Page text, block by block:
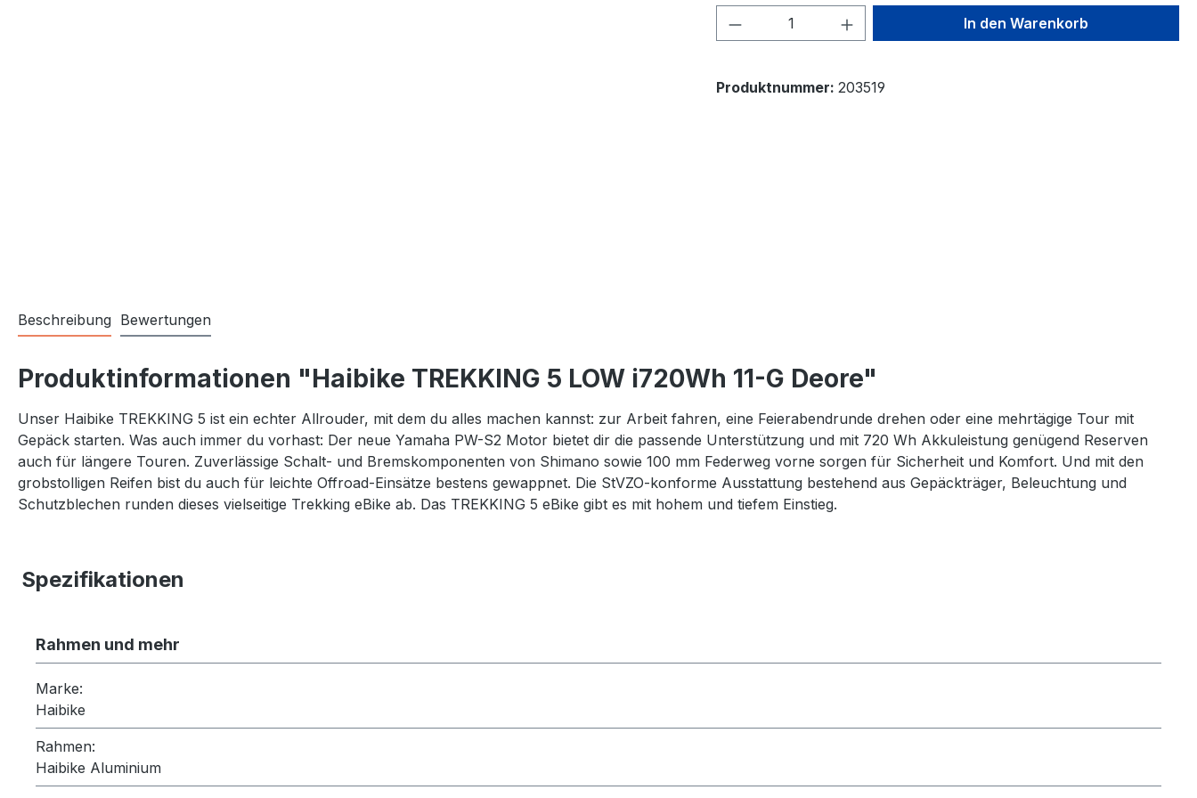
Produkt Anzahl: Gib den gewünschten Wert
In den Warenkorb
Produktnummer: 203519
Beschreibung Bewertungen
Produktinformationen "Haibike TREKKING 5 LOW i720Wh 11-G Deore"
Unser Haibike TREKKING 5 ist ein echter Allrouder, mit dem du alles machen kannst: zur Arbeit fahren, eine Feierabendrunde drehen oder eine mehrtägige Tour mit
Gepäck starten. Was auch immer du vorhast: Der neue Yamaha PW-S2 Motor bietet dir die passende Unterstützung und mit 720 Wh Akkuleistung genügend Reserven
auch für längere Touren. Zuverlässige Schalt- und Bremskomponenten von Shimano sowie 100 mm Federweg vorne sorgen für Sicherheit und Komfort. Und mit den
grobstolligen Reifen bist du auch für leichte Offroad-Einsätze bestens gewappnet. Die StVZO-konforme Ausstattung bestehend aus Gepäckträger, Beleuchtung und
Schutzblechen runden dieses vielseitige Trekking eBike ab. Das TREKKING 5 eBike gibt es mit hohem und tiefem Einstieg.
Spezifikationen
Rahmen und mehr
Marke:
Haibike
Rahmen:
Haibike Aluminium